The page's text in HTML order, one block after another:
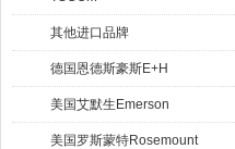
其他进口品牌
德国恩德斯豪斯E+H
美国艾默生Emerson
美国罗斯蒙特Rosemount